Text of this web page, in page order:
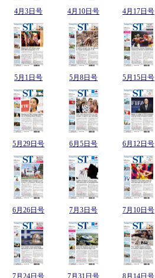
4月3日号 4月10日号 4月17日号
5月1日号 5月8日号 5月15日号
5月29日号 6月5日号 6月12日号
6月26日号 7月3日号 7月10日号
7月24日号 7月31日号 8月14日号